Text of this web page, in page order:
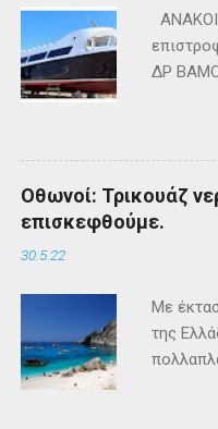
ΔΡ
Οθωνοί: Τρικουάζ
επισκεφθούμε.
30.5.22
Με
της